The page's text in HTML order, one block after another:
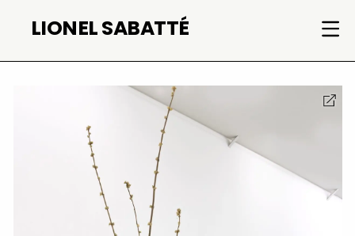
content
LIONEL SABATTÉ